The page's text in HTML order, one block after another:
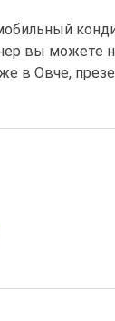
вы
в Овче,